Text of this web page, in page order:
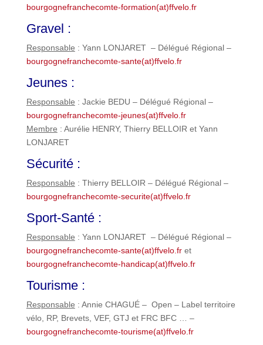
bourgognefranchecomte-formation(at)ffvelo.fr
Gravel :
Responsable : Yann LONJARET – Délégué Régional –
bourgognefranchecomte-sante(at)ffvelo.fr
Jeunes :
Responsable : Jackie BEDU – Délégué Régional –
bourgognefranchecomte-jeunes(at)ffvelo.fr
Membre : Aurélie HENRY, Thierry BELLOIR et Yann
LONJARET
Sécurité :
Responsable : Thierry BELLOIR – Délégué Régional –
bourgognefranchecomte-securite(at)ffvelo.fr
Sport-Santé :
Responsable : Yann LONJARET – Délégué Régional –
bourgognefranchecomte-sante(at)ffvelo.fret
bourgognefranchecomte-handicap(at)ffvelo.fr
Tourisme :
Responsable : Annie CHAGUÉ – Open – Label territoire
vélo, RP, Brevets, VEF, GTJ et FRC BFC … –
bourgognefranchecomte-tourisme(at)ffvelo.fr